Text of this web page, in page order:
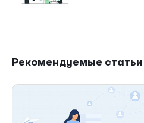
Рекомендуемые статьи